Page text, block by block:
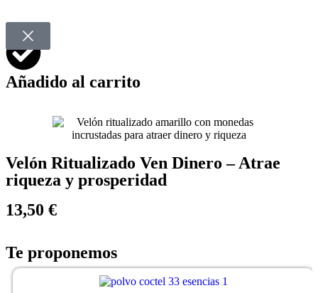
Añadido al carrito
Velón Ritualizado Ven Dinero – Atrae
riqueza y prosperidad
13,50 €
Te proponemos